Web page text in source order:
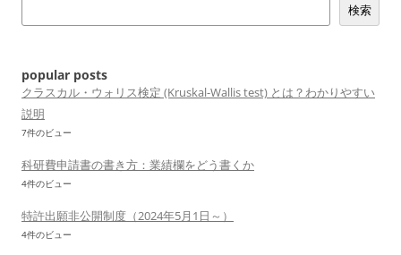
ョ
ン
検索
popular posts
クラスカル・ウォリス検定 (Kruskal-Wallis test) とは？わかりやすい
説明
7件のビュー
科研費申請書の書き方：業績欄をどう書くか
4件のビュー
特許出願非公開制度（2024年5月1日～）
4件のビュー